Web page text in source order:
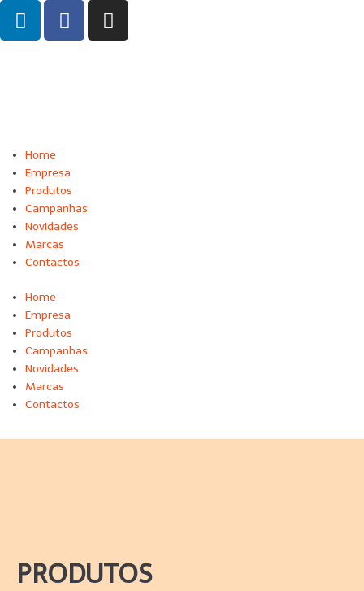
Home
Empresa
Produtos
Campanhas
Novidades
Marcas
Contactos
Home
Empresa
Produtos
Campanhas
Novidades
Marcas
Contactos
PRODUTOS